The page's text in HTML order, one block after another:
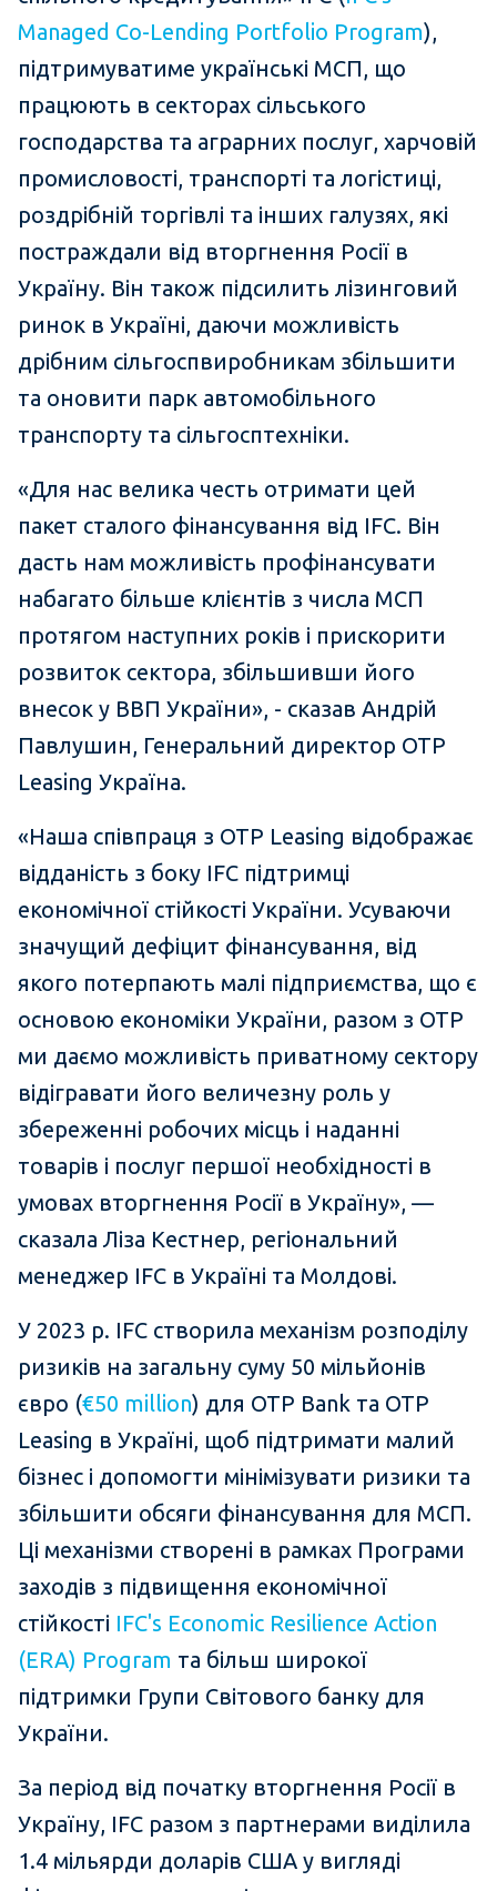
Managed Co-Lending Portfolio Program),
підтримуватиме українські МСП, що
працюють в секторах сільського
господарства та аграрних послуг, харчовій
промисловості, транспорті та логістиці,
роздрібній торгівлі та інших галузях, які
постраждали від вторгнення Росії в
Україну. Він також підсилить лізинговий
ринок в Україні, даючи можливість
дрібним сільгоспвиробникам збільшити
та оновити парк автомобільного
транспорту та сільгосптехніки.
«Для нас велика честь отримати цей
пакет сталого фінансування від IFC. Він
дасть нам можливість профінансувати
набагато більше клієнтів з числа МСП
протягом наступних років і прискорити
розвиток сектора, збільшивши його
внесок у ВВП України», - сказав Андрій
Павлушин, Генеральний директор OTP
Leasing Україна.
«Наша співпраця з OTP Leasing відображає
відданість з боку IFC підтримці
економічної стійкості України. Усуваючи
значущий дефіцит фінансування, від
якого потерпають малі підприємства, що є
основою економіки України, разом з OTP
ми даємо можливість приватному сектору
відігравати його величезну роль у
збереженні робочих місць і наданні
товарів і послуг першої необхідності в
умовах вторгнення Росії в Україну», —
сказала Ліза Кестнер, регіональний
менеджер IFC в Україні та Молдові.
У 2023 р. IFC створила механізм розподілу
ризиків на загальну суму 50 мільйонів
євро (€50 million) для OTP Bank та OTP
Leasing в Україні, щоб підтримати малий
бізнес і допомогти мінімізувати ризики та
збільшити обсяги фінансування для МСП.
Ці механізми створені в рамках Програми
заходів з підвищення економічної
стійкості IFC's Economic Resilience Action
(ERA) Program та більш широкої
підтримки Групи Світового банку для
України.
За період від початку вторгнення Росії в
Україну, IFC разом з партнерами виділила
1.4 мільярди доларів США у вигляді